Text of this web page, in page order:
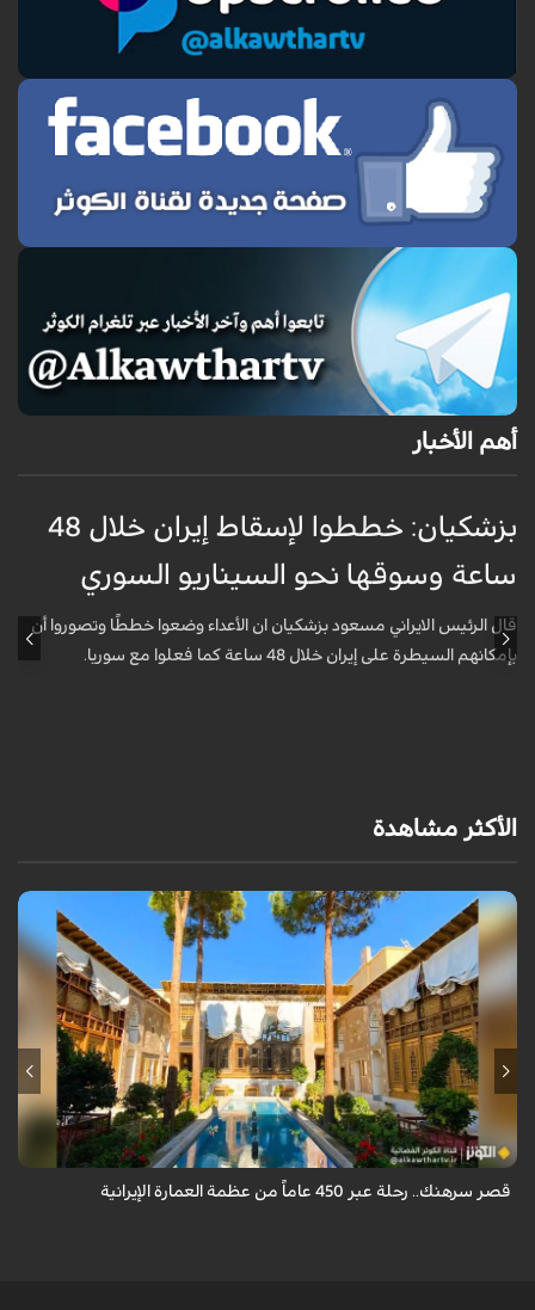
أهم الأخبار
بزشكيان: خططوا لإسقاط إيران خلال 48
ساعة وسوقها نحو السيناريو السوري
قال الرئيس الايراني مسعود بزشكيان ان الأعداء وضعوا خططًا وتصوروا أن
بإمكانهم السيطرة على إيران خلال 48 ساعة كما فعلوا مع سوريا.
الأكثر مشاهدة
يقع قصر سرهنك في أصفهان، الذي يمتد عمره إلى 450 عاماً، ليكون سرداً حياً
لأربعة عصور تاريخية وشاهداً على عبق العمارة الإيرانية.
قصر سرهنك.. رحلة عبر 450 عاماً من عظمة العمارة الإيرانية